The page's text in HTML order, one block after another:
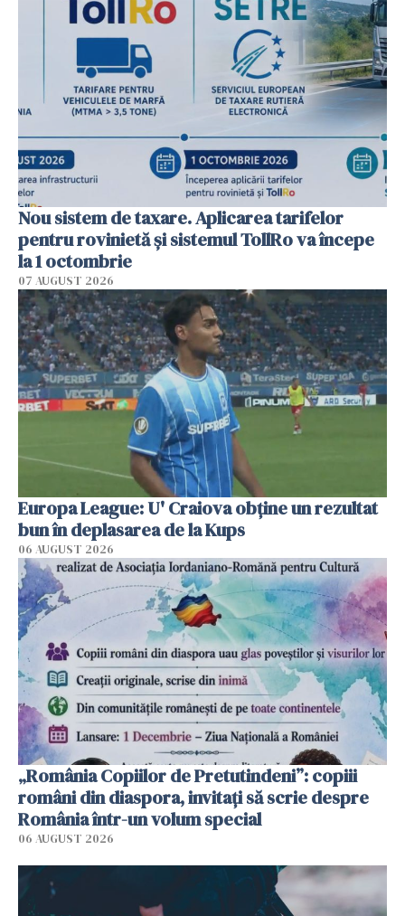
Nou sistem de taxare. Aplicarea tarifelor
pentru rovinietă şi sistemul TollRo va începe
la 1 octombrie
07 AUGUST 2026
Europa League: U' Craiova obține un rezultat
bun în deplasarea de la Kups
06 AUGUST 2026
„România Copiilor de Pretutindeni”: copiii
români din diaspora, invitați să scrie despre
România într-un volum special
06 AUGUST 2026